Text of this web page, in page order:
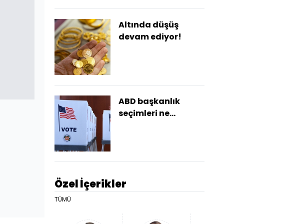
Özel İçerikler
TÜMÜ
Altında düşüş
devam ediyor!
ABD başkanlık
seçimleri ne